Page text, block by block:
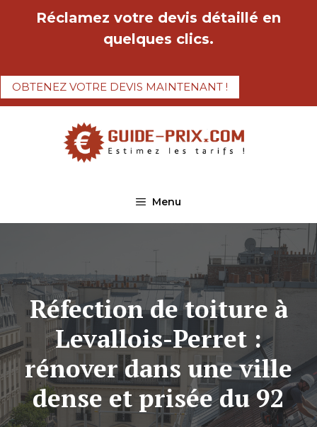
Réclamez votre devis détaillé en
quelques clics.
OBTENEZ VOTRE DEVIS MAINTENANT !
Menu
Réfection de toiture à
Levallois-Perret :
rénover dans une ville
dense et prisée du 92